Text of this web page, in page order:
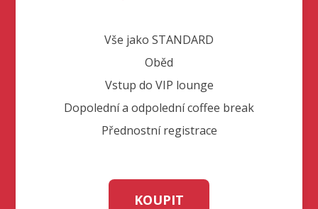
Vše jako STANDARD
Oběd
Vstup do VIP lounge
Dopolední a odpolední coffee break
Přednostní registrace
KOUPIT